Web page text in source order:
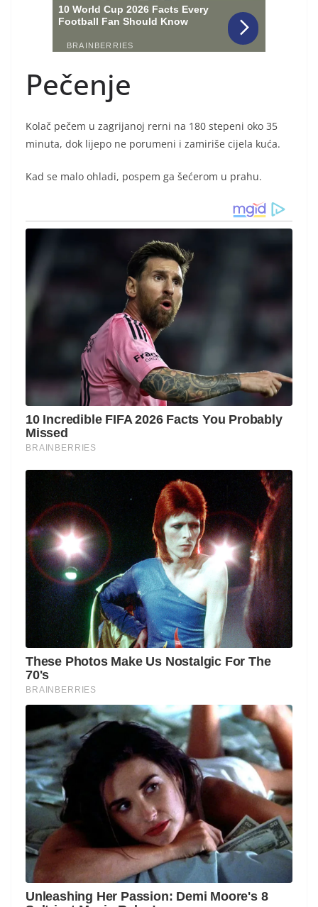
Pečenje
Kolač pečem u zagrijanoj rerni na 180 stepeni oko 35
minuta, dok lijepo ne porumeni i zamiriše cijela kuća.
Kad se malo ohladi, pospem ga šećerom u prahu.